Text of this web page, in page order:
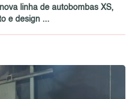
linha de autobombas XS,
e design ...